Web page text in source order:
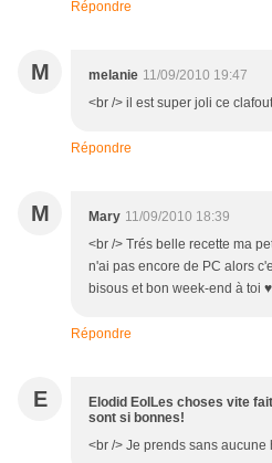
Répondre
M melanie 11/09/2010 19:47
<br /> il est super joli ce
Répondre
M Mary 11/09/2010 18:39
<br /> Trés belle recette ma
n'ai pas encore de PC alors
bisous et bon week-end à toi
Répondre
E
Elodid EolLes choses vite
sont si bonnes!
<br /> Je prends sans aucune